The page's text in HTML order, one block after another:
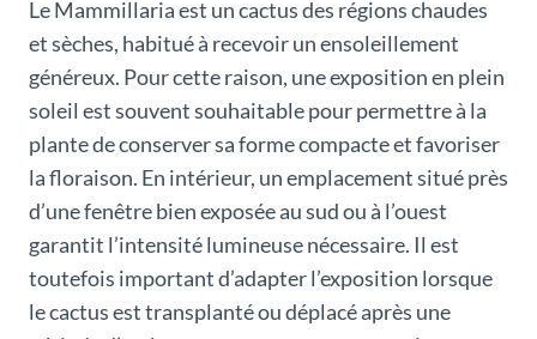
Le Mammillaria est un cactus des régions chaudes
et sèches, habitué à recevoir un ensoleillement
généreux. Pour cette raison, une exposition en plein
soleil est souvent souhaitable pour permettre à la
plante de conserver sa forme compacte et favoriser
la floraison. En intérieur, un emplacement situé près
d’une fenêtre bien exposée au sud ou à l’ouest
garantit l’intensité lumineuse nécessaire. Il est
toutefois important d’adapter l’exposition lorsque
le cactus est transplanté ou déplacé après une